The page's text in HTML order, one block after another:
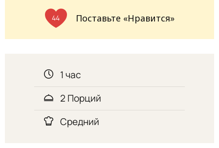
44 Поставьте «Нравится»
1 час
2 Порций
Средний